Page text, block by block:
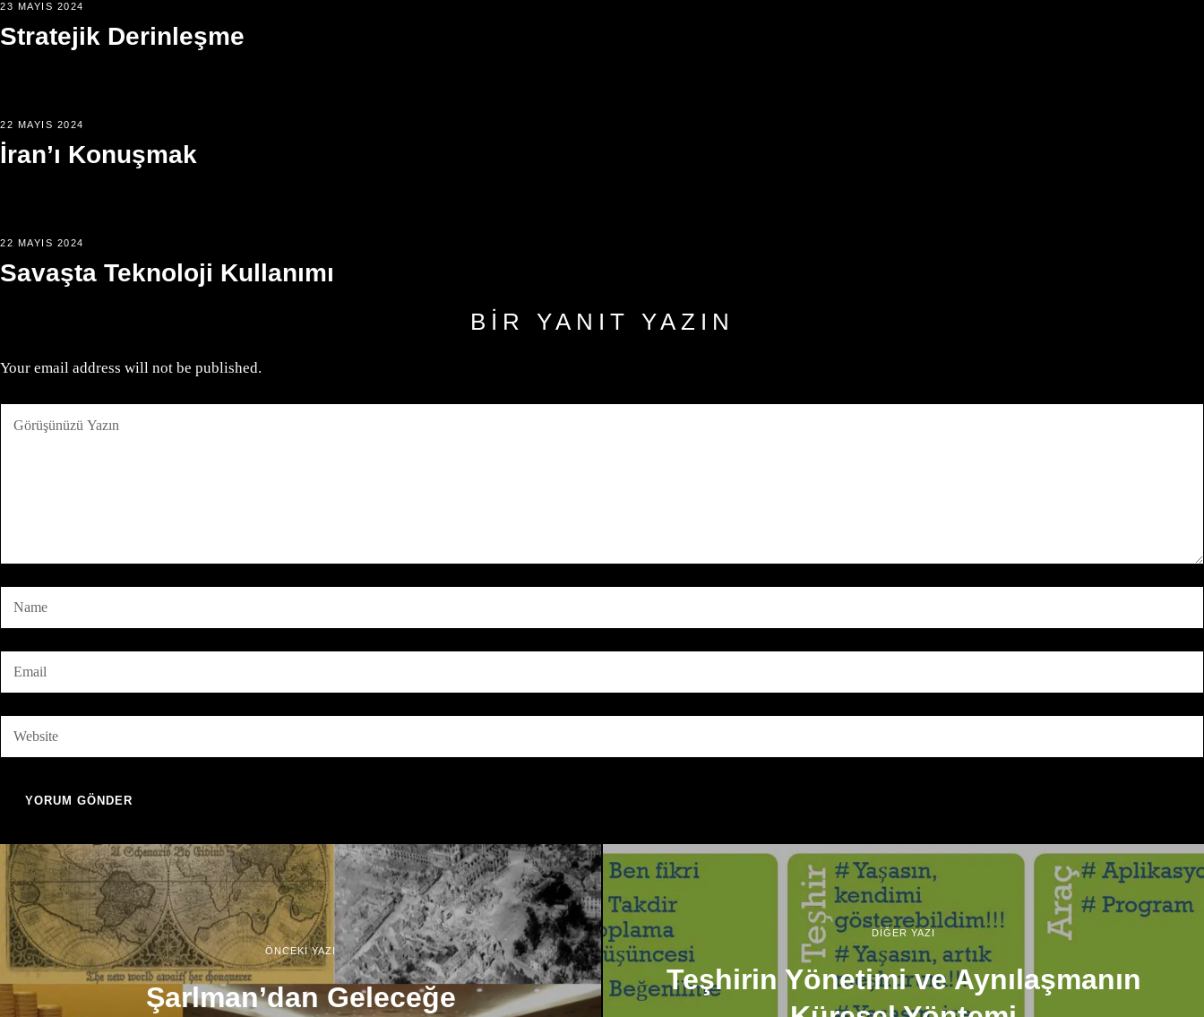
23 MAYIS 2024
Stratejik Derinleşme
22 MAYIS 2024
İran’ı Konuşmak
22 MAYIS 2024
Savaşta Teknoloji Kullanımı
BIR YANIT YAZIN
Your email address will not be published.
ÖNCEKİ YAZI
Şarlman’dan Geleceğe
DİĞER YAZI
Teşhirin Yönetimi ve Aynılaşmanın